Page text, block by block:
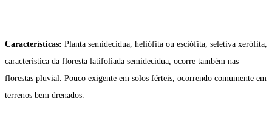
Características: Planta semidecídua, heliófita ou esciófita, seletiva xerófita,
característica da floresta latifoliada semidecídua, ocorre também nas
florestas pluvial. Pouco exigente em solos férteis, ocorrendo comumente em
terrenos bem drenados.